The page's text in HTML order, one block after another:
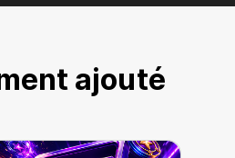
ajouté